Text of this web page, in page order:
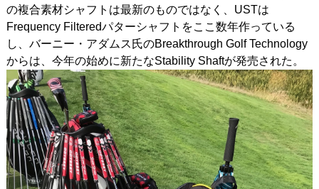
の複合素材シャフトは最新のものではなく、USTは
Frequency Filteredパターシャフトをここ数年作っている
し、バーニー・アダムス氏のBreakthrough Golf Technology
からは、今年の始めに新たなStability Shaftが発売された。